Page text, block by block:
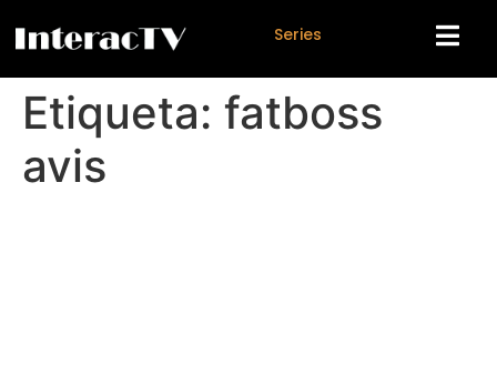
Series
Etiqueta: fatboss
avis